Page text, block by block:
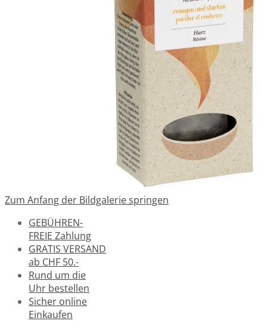
Zum Anfang der Bildgalerie springen
GEBÜHREN-
FREIE Zahlung
GRATIS VERSAND
ab CHF 50.-
Rund um die
Uhr bestellen
Sicher online
Einkaufen